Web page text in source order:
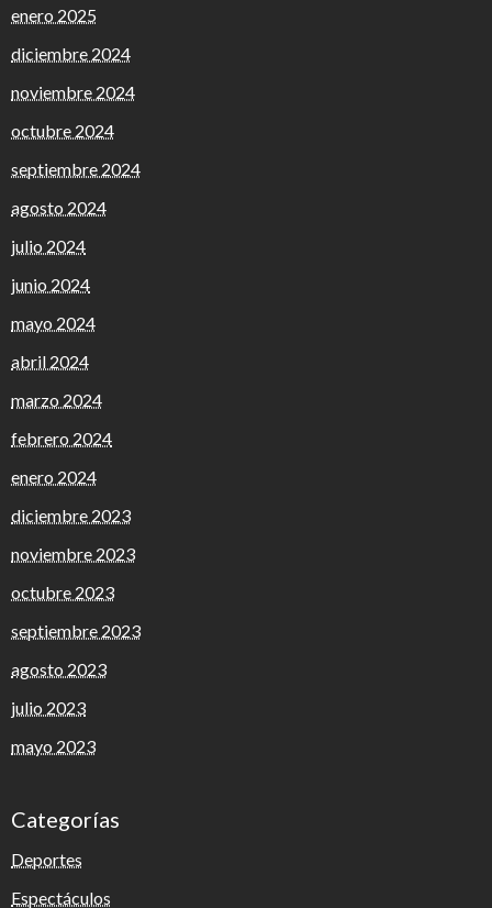
enero 2025
diciembre 2024
noviembre 2024
octubre 2024
septiembre 2024
agosto 2024
julio 2024
junio 2024
mayo 2024
abril 2024
marzo 2024
febrero 2024
enero 2024
diciembre 2023
noviembre 2023
octubre 2023
septiembre 2023
agosto 2023
julio 2023
mayo 2023
Categorías
Deportes
Espectáculos